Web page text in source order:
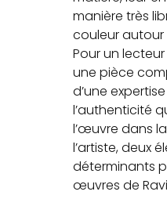
manière très
couleur autour
Pour un
une pièce
d’une
l’authenticité
l’œuvre dans
l’artiste, deux
déterminants
œuvres de